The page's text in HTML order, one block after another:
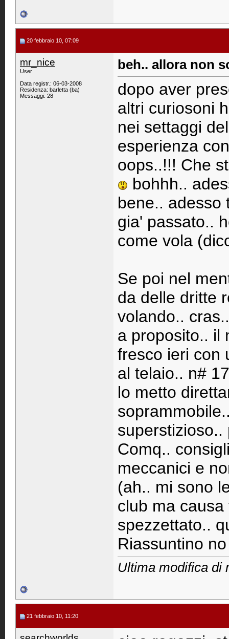
20 febbraio 10, 07:09
mr_nice
User
Data registr.: 06-03-2008
Residenza: barletta (ba)
Messaggi: 28
beh.. allora non
dopo aver
altri curiosoni
nei settaggi
esperienza
oops..!!! Che
bohhh..
bene.. adesso
gia' passato..
come vola
Se poi nel
da delle dritte
volando..
a proposito.. il
fresco ieri con
al telaio.. n#
lo metto
Comq..
meccanici e
(ah.. mi sono
club ma
spezzettato..
Riassuntino
Ultima modifica di
21 febbraio 10, 11:20